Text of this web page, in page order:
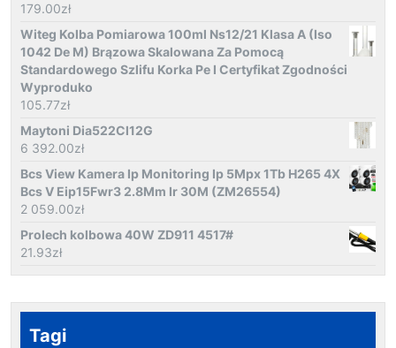
179.00zł
Witeg Kolba Pomiarowa 100ml Ns12/21 Klasa A (Iso
1042 De M) Brązowa Skalowana Za Pomocą
Standardowego Szlifu Korka Pe I Certyfikat Zgodności
Wyproduko
105.77zł
Maytoni Dia522Cl12G
6 392.00zł
Bcs View Kamera Ip Monitoring Ip 5Mpx 1Tb H265 4X
Bcs V Eip15Fwr3 2.8Mm Ir 30M (ZM26554)
2 059.00zł
Prolech kolbowa 40W ZD911 4517#
21.93zł
Tagi